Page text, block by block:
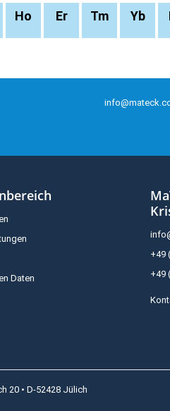
Ho Er Tm Yb
Daten
+49
+49
20 • D-52428 Jülich